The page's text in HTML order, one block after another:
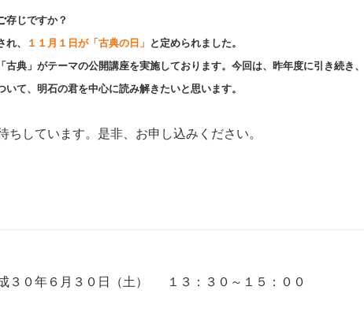
存じですか？
、
１１月１日が「古典の日」 と定められました。
古典」がテーマの公開講座を実施しております。今回は、昨年度に引き続
て、明石の君を中心に読み解きたいと思います。
ちしています。是非、お申し込みください。
０年６月３０日（土） １３：３０～１５：００